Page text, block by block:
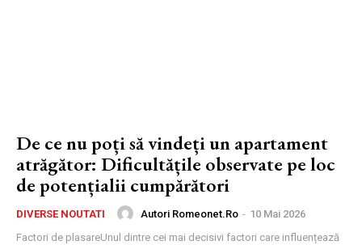
De ce nu poți să vindeți un apartament
atrăgător: Dificultățile observate pe loc
de potențialii cumpărători
DIVERSE NOUTATI Autori Romeonet.ro - 10 Mai 2026
Factori de plasareUnul dintre cei mai decisivi factori care influențează